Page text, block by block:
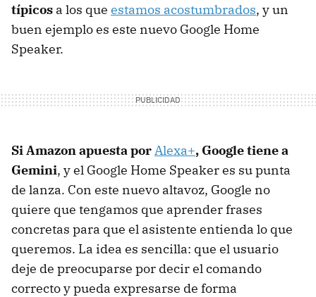
típicos a los que estamos acostumbrados, y un
buen ejemplo es este nuevo Google Home
Speaker.
Si Amazon apuesta porAlexa+, Google tiene a
Gemini, y el Google Home Speaker es su punta
de lanza. Con este nuevo altavoz, Google no
quiere que tengamos que aprender frases
concretas para que el asistente entienda lo que
queremos. La idea es sencilla: que el usuario
deje de preocuparse por decir el comando
correcto y pueda expresarse de forma